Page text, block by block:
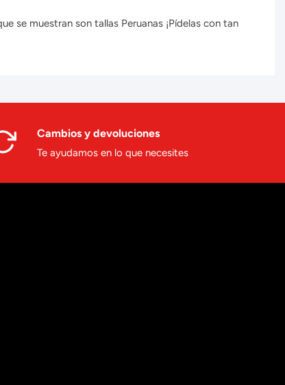
se muestran son tallas Peruanas ¡Pídelas con tan
Cambios y devoluciones
Te ayudamos en lo que necesites